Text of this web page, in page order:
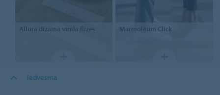
Allura dizaina vinila flīzes Marmoleum Click
Iedvesma